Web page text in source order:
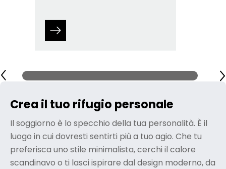
Crea il tuo rifugio personale
Il soggiorno è lo specchio della tua personalità. È il
luogo in cui dovresti sentirti più a tuo agio. Che tu
preferisca uno stile minimalista, cerchi il calore
scandinavo o ti lasci ispirare dal design moderno, da